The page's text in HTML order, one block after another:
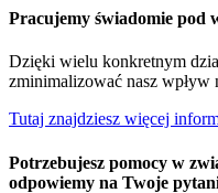
Pracujemy świadomie pod
Dzięki wielu konkretnym
zminimalizować nasz wpływ
Tutaj znajdziesz więcej
Potrzebujesz pomocy w
odpowiemy na Twoje